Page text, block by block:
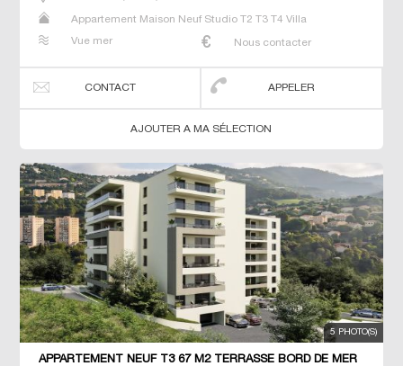
Appartement Maison Neuf Studio T2 T3 T4 Villa
Vue mer Nous contacter
CONTACT APPELER
AJOUTER A MA SÉLECTION
5 PHOTO(S)
APPARTEMENT NEUF T3 67 M2 TERRASSE BORD DE MER